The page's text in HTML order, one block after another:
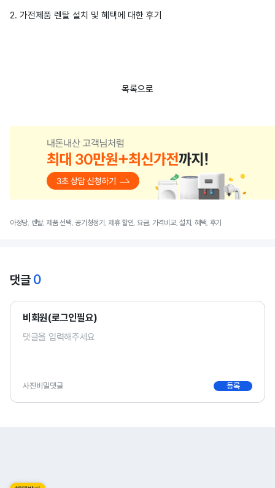
2. 가전제품 렌탈 설치 및 혜택에 대한 후기
목록으로
아정당, 렌탈, 제품 선택, 공기청정기, 제휴 할인, 요금, 가격비교, 설치, 혜택, 후기
댓글 0
비회원(로그인필요)
사진비밀댓글 등록